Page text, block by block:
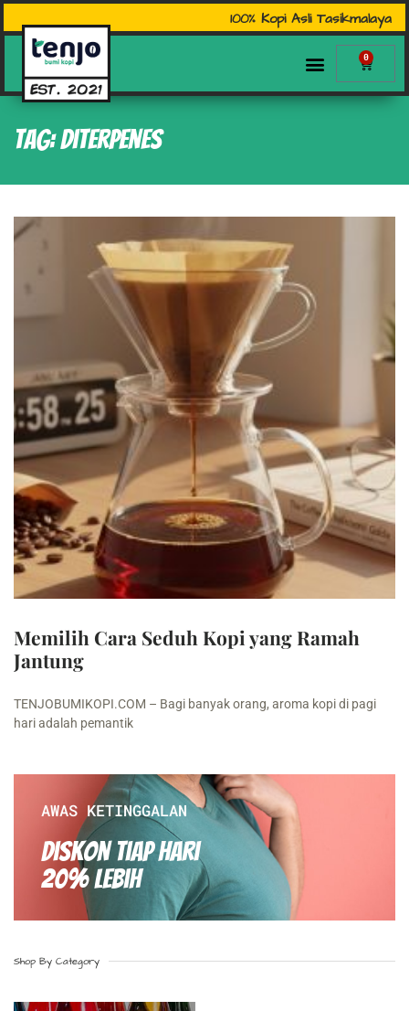
100% Kopi Asli Tasikmalaya
0
Tag: diterpenes
Memilih Cara Seduh Kopi yang Ramah
Jantung
TENJOBUMIKOPI.COM – Bagi banyak orang, aroma kopi di pagi
hari adalah pemantik
AWAS KETINGGALAN
Diskon Tiap hari
20% Lebih
Shop By Category